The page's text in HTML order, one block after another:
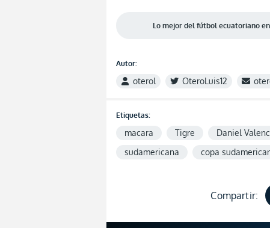
Lo mejor del fútbol ecuatoriano
Autor:
oterol OteroLuis12
Etiquetas:
macara Tigre Daniel
sudamericana
copa
Compartir: